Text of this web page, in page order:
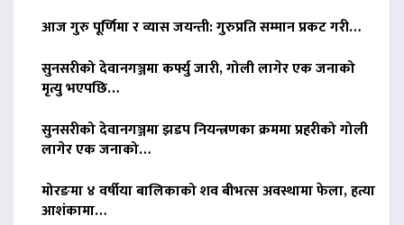
आज गुरु पूर्णिमा र व्यास जयन्ती: गुरुप्रति सम्मान प्रकट गरी…
सुनसरीको देवानगञ्जमा कर्फ्यु जारी, गोली लागेर एक जनाको
मृत्यु भएपछि…
सुनसरीको देवानगञ्जमा झडप नियन्त्रणका क्रममा प्रहरीको गोली
लागेर एक जनाको…
मोरङमा ४ वर्षीया बालिकाको शव बीभत्स अवस्थामा फेला, हत्या
आशंकामा…